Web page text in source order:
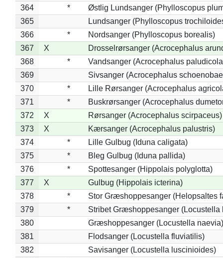
364
*
Østlig Lundsanger (Phylloscopus
365
Lundsanger (Phylloscopus
366
*
Nordsanger (Phylloscopus borealis)
367
X
Drosselrørsanger (Acrocephalus
368
*
Vandsanger (Acrocephalus
369
Sivsanger (Acrocephalus
370
*
Lille Rørsanger (Acrocephalus
371
*
Buskrørsanger (Acrocephalus
372
X
Rørsanger (Acrocephalus scirpaceus)
373
X
Kærsanger (Acrocephalus palustris)
374
*
Lille Gulbug (Iduna caligata)
375
*
Bleg Gulbug (Iduna pallida)
376
*
Spottesanger (Hippolais polyglotta)
377
X
Gulbug (Hippolais icterina)
378
*
Stor Græshoppesanger (Helopsaltes
379
*
Stribet Græshoppesanger (Locustella
380
Græshoppesanger (Locustella naevia)
381
Flodsanger (Locustella fluviatilis)
382
Savisanger (Locustella luscinioides)